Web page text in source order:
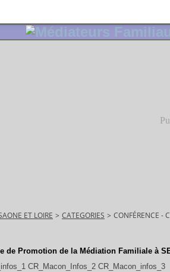
ET LOIRE > CATEGORIES > CONFÉRENCE -
de Promotion de la Médiation Familiale à
CR_Macon_Infos_2 CR_Macon_infos_3